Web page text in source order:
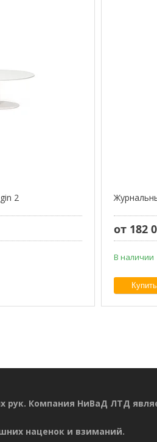
2
от 182
В наличии
Купить
Компания НиВаД ЛТД
наценок и взиманий.